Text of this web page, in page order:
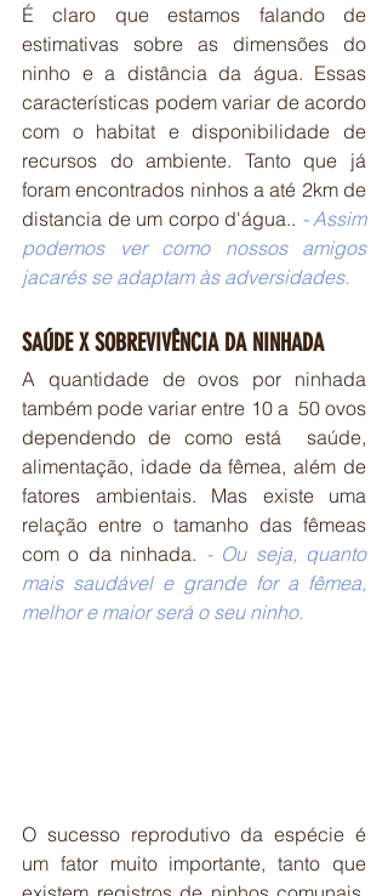
É claro que estamos falando de
estimativas sobre as dimensões do
ninho e a distância da água. Essas
características podem variar de acordo
com o habitat e disponibilidade de
recursos do ambiente. Tanto que já
foram encontrados ninhos a até 2km de
distancia de um corpo d'água.. - Assim
podemos ver como nossos amigos
jacarés se adaptam às adversidades.
SAÚDE X SOBREVIVÊNCIA DA NINHADA
A quantidade de ovos por ninhada
também pode variar entre 10 a  50 ovos
dependendo de como está  saúde,
alimentação, idade da fêmea, além de
fatores ambientais. Mas existe uma
relação entre o tamanho das fêmeas
com o da ninhada. - Ou seja, quanto
mais saudável e grande for a fêmea,
melhor e maior será o seu ninho.
O sucesso reprodutivo da espécie é
um fator muito importante, tanto que